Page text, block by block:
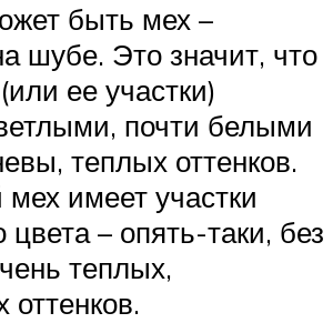
быть мех –
шубе. Это значит, что
ее участки)
почти белыми
теплых оттенков.
мех имеет участки
цвета – опять-таки, без
теплых,